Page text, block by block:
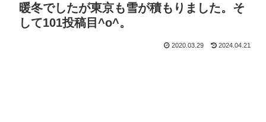
暖冬でしたが東京も雪が積もりました。そ
して101投稿目^o^。
2020.03.29 2024.04.21